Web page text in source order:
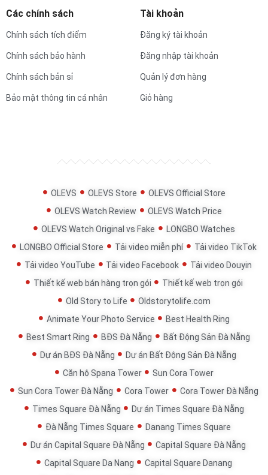
Các chính sách
Chính sách tích điểm
Chính sách bảo hành
Chính sách bản sỉ
Bảo mật thông tin cá nhân
Tài khoản
Đăng ký tài khoản
Đăng nhập tài khoản
Quản lý đơn hàng
Giỏ hàng
OLEVS OLEVS Store
OLEVS Official Store
OLEVS Watch Review
OLEVS Watch Price
OLEVS Watch Original vs Fake
LONGBO Watches
LONGBO Official Store
Tải video miễn phí
Tải video TikTok
Tải video YouTube
Tải video Facebook
Tải video Douyin
Thiết kế web bán hàng trọn gói
Thiết kế web trọn gói
Old Story to Life
Oldstorytolife.com
Animate Your Photo Service
Best Health Ring
Best Smart Ring
BĐS Đà Nẵng
Bất Động Sản Đà Nẵng
Dự án BĐS Đà Nẵng
Dự án Bất Động Sản Đà Nẵng
Căn hộ Spana Tower
Sun Cora Tower
Sun Cora Tower Đà Nẵng
Cora Tower
Cora Tower Đà Nẵng
Times Square Đà Nẵng
Dự án Times Square Đà Nẵng
Đà Nẵng Times Square
Danang Times Square
Dự án Capital Square Đà Nẵng
Capital Square Đà Nẵng
Capital Square Da Nang
Capital Square Danang